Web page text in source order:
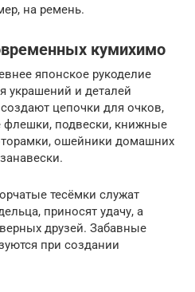
на ремень.
кумихимо
японское рукоделие
украшений и деталей
цепочки для очков,
флешки, подвески, книжные
ошейники домашних
тесёмки служат
приносят удачу, а
друзей. Забавные
при создании